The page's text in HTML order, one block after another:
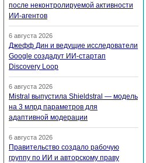
после неконтролируемой активности
ИИ-агентов
6 августа 2026
Джефф Дин и ведущие исследователи
Google создадут ИИ-стартап
Discovery Loop
6 августа 2026
Mistral выпустила Shieldstral — модель
на 3 млрд параметров для
адаптивной модерации
6 августа 2026
Правительство создало рабочую
группу по ИИ и авторскому праву